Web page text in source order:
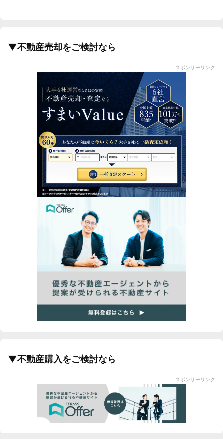
新築一戸建て 相場推移グラフ｜首都圏
2019/10 -6.8%
2019/12 -6.2%
2020/01 -11.7%
2020/02 -9.5%
2020/03 -10.9%
2020/04 -17.7%
▼不動産売却をご検討なら
スポンサーリンク
▼不動産購入をご検討なら
スポンサーリンク